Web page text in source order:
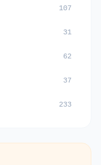
107
31
62
37
233